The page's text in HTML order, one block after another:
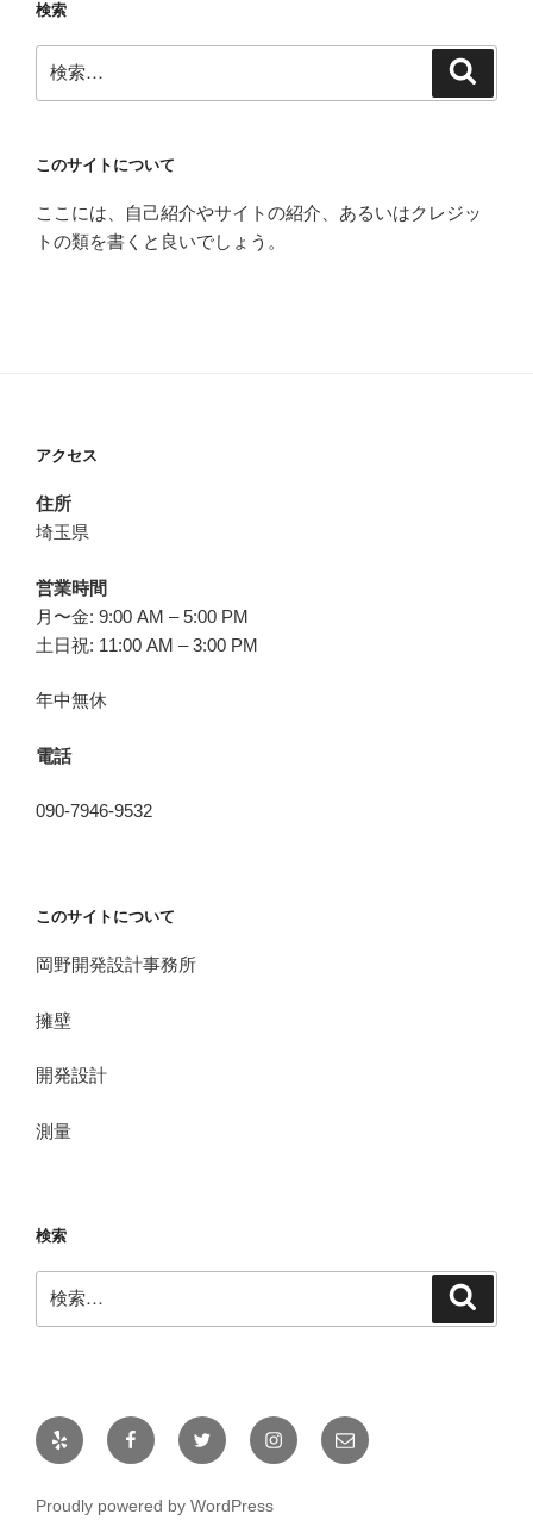
検索
索:
このサイトについて
ここには、自己紹介やサイトの紹介、あるいはクレジッ
トの類を書くと良いでしょう。
アクセス
住所
埼玉県
営業時間
月〜金: 9:00 AM – 5:00 PM
土日祝: 11:00 AM – 3:00 PM
年中無休
電話
090-7946-9532
このサイトについて
岡野開発設計事務所
擁壁
開発設計
測量
検索
索:
Yelp FacebookTwitter Instagramメ
ー
Proudly powered by WordPress